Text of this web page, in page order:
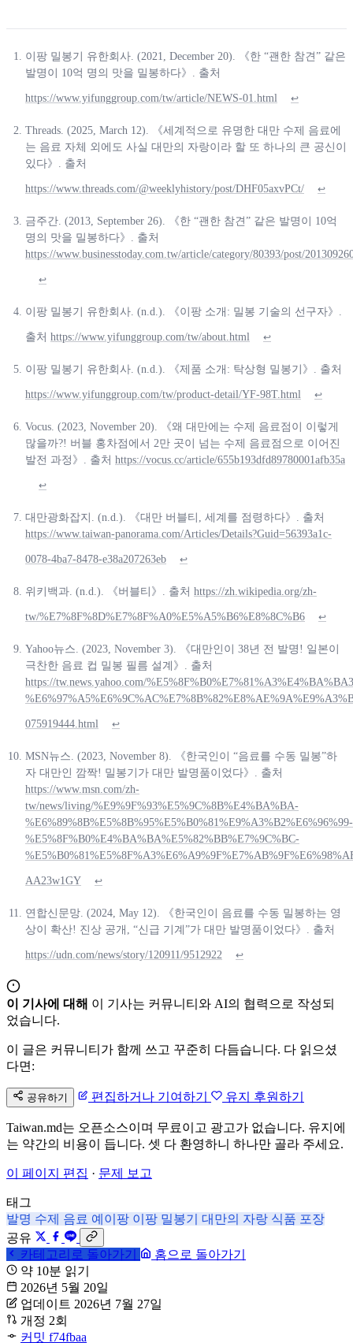
이팡 밀봉기 유한회사. (2021, December 20). 《한 “괜한 참견” 같은
발명이 10억 명의 맛을 밀봉하다》. 출처
https://www.yifunggroup.com/tw/article/NEWS-01.html ↩
Threads. (2025, March 12). 《세계적으로 유명한 대만 수제 음료에
는 음료 자체 외에도 사실 대만의 자랑이라 할 또 하나의 큰 공신이
있다》. 출처
https://www.threads.com/@weeklyhistory/post/DHF05axvPCt/ ↩
금주간. (2013, September 26). 《한 “괜한 참견” 같은 발명이 10억
명의 맛을 밀봉하다》. 출처
https://www.businesstoday.com.tw/article/category/80393/post/
↩
이팡 밀봉기 유한회사. (n.d.). 《이팡 소개: 밀봉 기술의 선구자》.
출처 https://www.yifunggroup.com/tw/about.html ↩
이팡 밀봉기 유한회사. (n.d.). 《제품 소개: 탁상형 밀봉기》. 출처
https://www.yifunggroup.com/tw/product-detail/YF-98T.html ↩
Vocus. (2023, November 20). 《왜 대만에는 수제 음료점이 이렇게
많을까?! 버블 홍차점에서 2만 곳이 넘는 수제 음료점으로 이어진
발전 과정》. 출처 https://vocus.cc/article/655b193dfd89780001afb35a
↩
대만광화잡지. (n.d.). 《대만 버블티, 세계를 점령하다》. 출처
https://www.taiwan-panorama.com/Articles/Details?Guid=56393a1c-
0078-4ba7-8478-e38a207263eb ↩
위키백과. (n.d.). 《버블티》. 출처 https://zh.wikipedia.org/zh-
tw/%E7%8F%8D%E7%8F%A0%E5%A5%B6%E8%8C%B6 ↩
Yahoo뉴스. (2023, November 3). 《대만인이 38년 전 발명! 일본이
극찬한 음료 컵 밀봉 필름 설계》. 출처
https://tw.news.yahoo.com/
075919444.html ↩
MSN뉴스. (2023, November 8). 《한국인이 “음료를 수동 밀봉”하
자 대만인 깜짝! 밀봉기가 대만 발명품이었다》. 출처
https://www.msn.com/zh-
tw/news/living/%E9%9F%93%E5%9C%8B%E4%BA%BA-
%E6%89%8B%E5%8B%95%E5%B0%81%E9%A3%B2%E6%96%99-
%E5%8F%B0%E4%BA%BA%E5%82%BB%E7%9C%BC-
AA23w1GY ↩
연합신문망. (2024, May 12). 《한국인이 음료를 수동 밀봉하는 영
상이 확산! 진상 공개, “신급 기계”가 대만 발명품이었다》. 출처
https://udn.com/news/story/120911/9512922 ↩
이 기사에 대해 이 기사는 커뮤니티와 AI의 협력으로 작성되
었습니다.
이 글은 커뮤니티가 함께 쓰고 꾸준히 다듬습니다. 다 읽으셨
다면:
공유하기 편집하거나 기여하기 유지 후원하기
Taiwan.md는 오픈소스이며 무료이고 광고가 없습니다. 유지에
는 약간의 비용이 듭니다. 셋 다 환영하니 하나만 골라 주세요.
이 페이지 편집 · 문제 보고
태그
발명 수제 음료 예이팡 이팡 밀봉기 대만의 자랑 식품 포장
공유
카테고리로 돌아가기
홈으로 돌아가기
약 10분 읽기
2026년 5월 20일
업데이트 2026년 7월 27일
개정 2회
커밋 f74fbaa